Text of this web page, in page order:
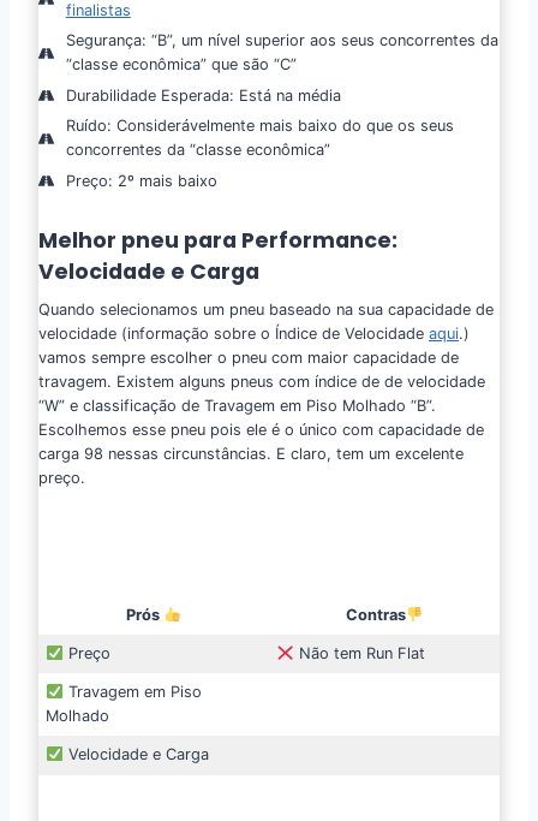
finalistas
Segurança: “B”, um nível superior aos seus concorrentes da
“classe econômica” que são “C”
Durabilidade Esperada: Está na média
Ruído: Considerávelmente mais baixo do que os seus
concorrentes da “classe econômica”
Preço: 2º mais baixo
Melhor pneu para Performance:
Velocidade e Carga
Quando selecionamos um pneu baseado na sua capacidade de
velocidade (informação sobre o Índice de Velocidade aqui.)
vamos sempre escolher o pneu com maior capacidade de
travagem. Existem alguns pneus com índice de de velocidade
“W” e classificação de Travagem em Piso Molhado “B”.
Escolhemos esse pneu pois ele é o único com capacidade de
carga 98 nessas circunstâncias. E claro, tem um excelente
preço.
Prós Contras
Preço Não tem Run Flat
Travagem em Piso
Molhado
Velocidade e Carga